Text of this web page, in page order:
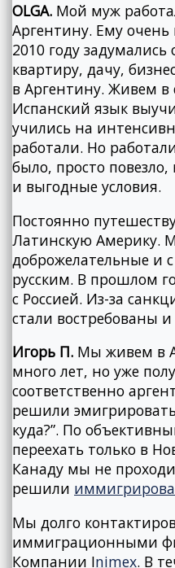
OLGA. Мой муж
Аргентину. Ему очень
2010 году
квартиру, дачу,
в Аргентину. Живем в
Испанский язык
учились на
работали. Но
было, просто
и выгодные условия.
Постоянно
Латинскую Америку.
доброжелательные и
русским. В прошлом
с Россией. Из-за
стали востребованы
Игорь П. Мы живем в
много лет, но уже
соответственно
решили
куда?”. По
переехать только в
Канаду мы не
решили
Мы долго
иммиграционными
Компании Inimex. В